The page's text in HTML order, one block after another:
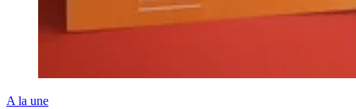
A la une